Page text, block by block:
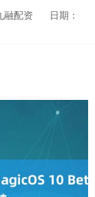
融配资
日期：